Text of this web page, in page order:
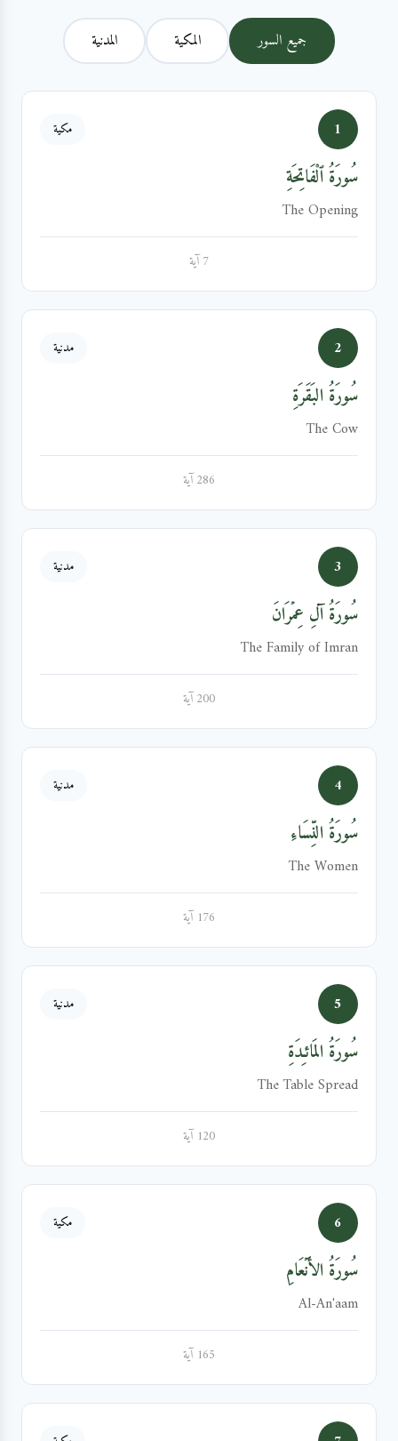
جميع السور المكية المدنية
1 مكية
سُورَةُ ٱلْفَاتِحَةِ
The Opening
7 آية
2 مدنية
سُورَةُ البَقَرَةِ
The Cow
286 آية
3 مدنية
سُورَةُ آلِ عِمۡرَانَ
The Family of Imran
200 آية
4 مدنية
سُورَةُ النِّسَاءِ
The Women
176 آية
5 مدنية
سُورَةُ المَائـِدَةِ
The Table Spread
120 آية
6 مكية
سُورَةُ الأَنۡعَامِ
Al-An'aam
165 آية